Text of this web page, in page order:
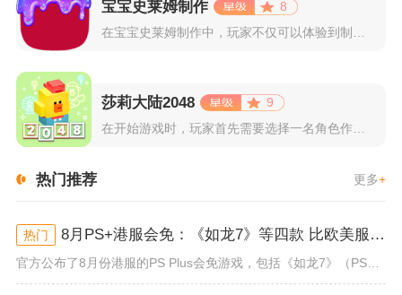
宝宝史莱姆制作
8
莎莉大陆2048
9
热门推荐 更多+
热门 8月PS+港服会免：《如龙7》等四款 比欧美服多一款
官方公布了8月份港服的PS Plus会免游戏，包括《如龙7》（PS4/PS5）、《小小梦魇》（PS4）、《托尼霍克职业滑...